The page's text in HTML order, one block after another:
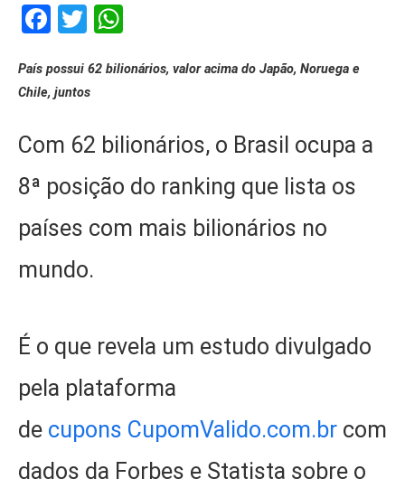
Facebook
Twitter
País possui 62 bilionários, valor acima do Japão, Noruega e
Chile, juntos
Com 62 bilionários, o Brasil ocupa a
8ª posição do ranking que lista os
países com mais bilionários no
mundo.
É o que revela um estudo divulgado
pela plataforma
de cupons CupomValido.com.br com
dados da Forbes e Statista sobre o